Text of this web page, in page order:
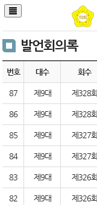
본문바로가기
발언회의록
번호 대수 회수
87 제9대 제328회
86 제9대 제328회
85 제9대 제327회
84 제9대 제327회
83 제9대 제326회
82 제9대 제326회